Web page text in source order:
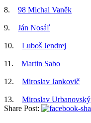
8. 98 Michal Vaněk
9. Ján Nosáľ
10. Luboš Jendrej
11. Martin Sabo
12. Miroslav Jankovič
13.
Miroslav Urbanovský
Share Post: